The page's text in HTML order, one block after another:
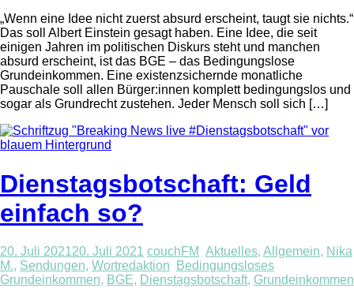
„Wenn eine Idee nicht zuerst absurd erscheint, taugt sie nichts.“
Das soll Albert Einstein gesagt haben. Eine Idee, die seit
einigen Jahren im politischen Diskurs steht und manchen
absurd erscheint, ist das BGE – das Bedingungslose
Grundeinkommen. Eine existenzsichernde monatliche
Pauschale soll allen Bürger:innen komplett bedingungslos und
sogar als Grundrecht zustehen. Jeder Mensch soll sich […]
Dienstagsbotschaft: Geld
einfach so?
20. Juli 202120. Juli 2021 couchFM Aktuelles, Allgemein, Nika
M., Sendungen, Wortredaktion
Bedingungsloses
Grundeinkommen, BGE, Dienstagsbotschaft, Grundeinkommen